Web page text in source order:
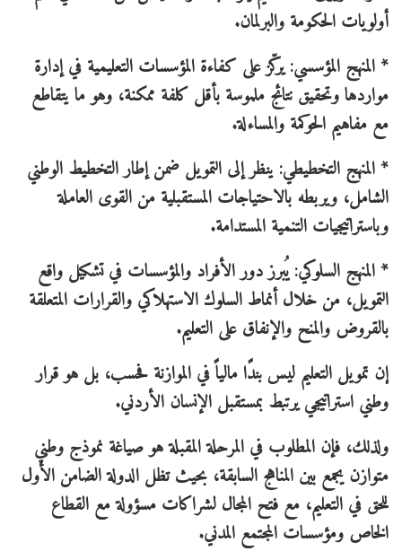
أولويات الحكومة والبرلمان.
* المنهج المؤسسي: يركّز على كفاءة المؤسسات التعليمية في إدارة
مواردها وتحقيق نتائج ملموسة بأقل كلفة ممكنة، وهو ما يتقاطع
مع مفاهيم الحوكمة والمساءلة.
* المنهج التخطيطي: ينظر إلى التمويل ضمن إطار التخطيط الوطني
الشامل، ويربطه بالاحتياجات المستقبلية من القوى العاملة
وباستراتيجيات التنمية المستدامة.
* المنهج السلوكي: يُبرز دور الأفراد والمؤسسات في تشكيل واقع
التمويل، من خلال أنماط السلوك الاستهلاكي والقرارات المتعلقة
بالقروض والمنح والإنفاق على التعليم.
إن تمويل التعليم ليس بندًا مالياً في الموازنة فحسب، بل هو قرار
وطني استراتيجي يرتبط بمستقبل الإنسان الأردني.
ولذلك، فإن المطلوب في المرحلة المقبلة هو صياغة نموذج وطني
متوازن يجمع بين المناهج السابقة، بحيث تظل الدولة الضامن الأول
للحق في التعليم، مع فتح المجال لشراكات مسؤولة مع القطاع
الخاص ومؤسسات المجتمع المدني.